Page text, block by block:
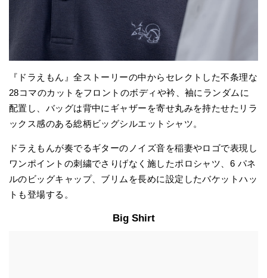
『ドラえもん』全ストーリーの中からセレクトした不条理な
28コマのカットをフロントのボディや衿、袖にランダムに
配置し、バッグは背中にギャザーを寄せ丸みを持たせたリラ
ックス感のある総柄ビッグシルエットシャツ。
ドラえもんが奏でるギターのノイズ音を稲妻やロゴで表現し
ワンポイントの刺繍でさりげなく施したポロシャツ、6 パネ
ルのビッグキャップ、ブリムを長めに設定したバケットハッ
トも登場する。
Big Shirt